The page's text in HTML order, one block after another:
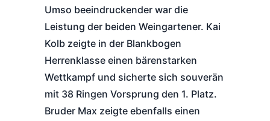
Umso beeindruckender war die
Leistung der beiden Weingartener. Kai
Kolb zeigte in der Blankbogen
Herrenklasse einen bärenstarken
Wettkampf und sicherte sich souverän
mit 38 Ringen Vorsprung den 1. Platz.
Bruder Max zeigte ebenfalls einen